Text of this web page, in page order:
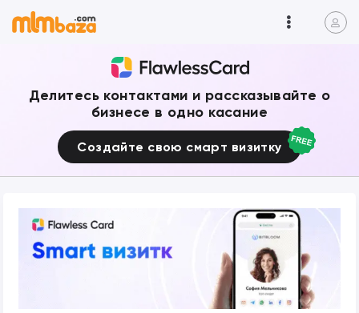
Делитесь контактами и рассказывайте о
бизнесе в одно касание
Создайте свою смарт визитку